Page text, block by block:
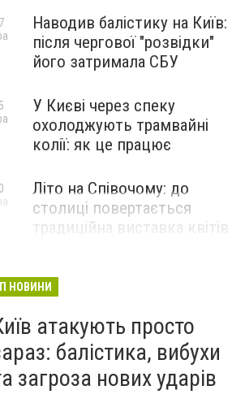
Наводив балістику на Київ:
після чергової "розвідки"
його затримала СБУ
У Києві через спеку
охолоджують трамвайні
колії: як це працює
Літо на Співочому: до
столиці повертається
традиційна виставка квітів
НОВИНИ
атакують просто
балістика, вибухи
загроза нових ударів